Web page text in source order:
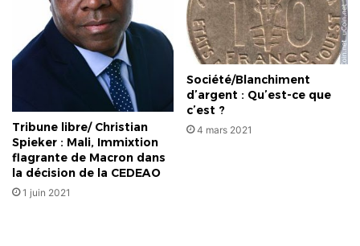
Tribune libre/ Christian
Spieker : Mali, Immixtion
flagrante de Macron dans
la décision de la CEDEAO
1 juin 2021
Société/Blanchiment
d’argent : Qu’est-ce que
c’est ?
4 mars 2021